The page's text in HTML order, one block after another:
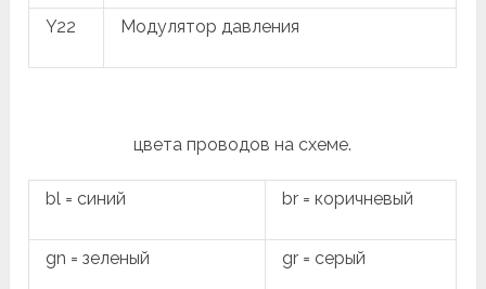
Y22 Модулятор давления
цвета проводов на схеме.
bl = синий br = коричневый
gn = зеленый gr = серый